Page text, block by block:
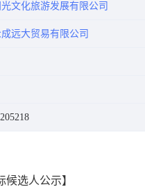
文化旅游发展有限公司
远大贸易有限公司
选人公示】